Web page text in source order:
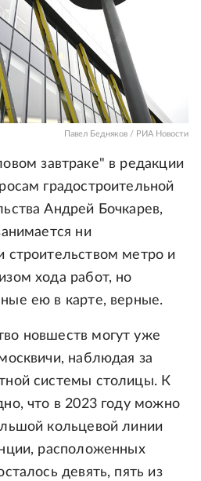
Павел Бедняков / РИА Новости
завтраке" в редакции
градостроительной
Андрей Бочкарев,
ни
строительством метро и
хода работ, но
ею в карте, верные.
новшеств могут уже
наблюдая за
системы столицы. К
что в 2023 году можно
кольцевой линии
расположенных
девять, пять из